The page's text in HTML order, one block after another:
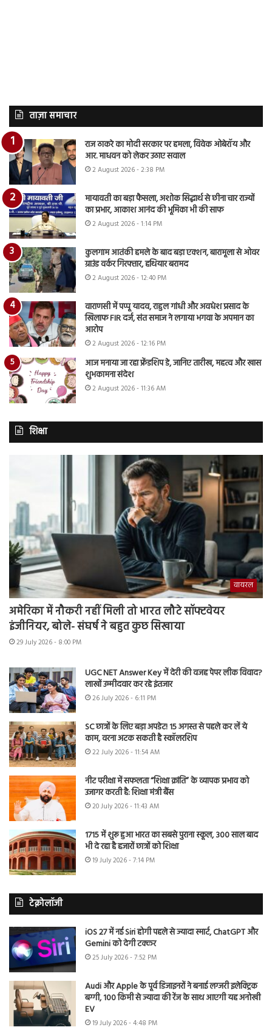
ताज़ा समाचार
राज ठाकरे का मोदी सरकार पर हमला, विवेक ओबेरॉय और
आर. माधवन को लेकर उठाए सवाल
2 August 2026 - 2:38 PM
मायावती का बड़ा फैसला, अशोक सिद्धार्थ से छीना चार राज्यों
का प्रभार, आकाश आनंद की भूमिका भी की साफ
2 August 2026 - 1:14 PM
कुलगाम आतंकी हमले के बाद बड़ा एक्शन, बारामूला से ओवर
ग्राउंड वर्कर गिरफ्तार, हथियार बरामद
2 August 2026 - 12:40 PM
वाराणसी में पप्पू यादव, राहुल गांधी और अवधेश प्रसाद के
खिलाफ FIR दर्ज, संत समाज ने लगाया भगवा के अपमान का
आरोप
2 August 2026 - 12:16 PM
आज मनाया जा रहा फ्रेंडशिप डे, जानिए तारीख, महत्व और खास
शुभकामना संदेश
2 August 2026 - 11:36 AM
शिक्षा
वायरल
अमेरिका में नौकरी नहीं मिली तो भारत लौटे सॉफ्टवेयर
इंजीनियर, बोले- संघर्ष ने बहुत कुछ सिखाया
29 July 2026 - 8:00 PM
UGC NET Answer Key में देरी की वजह पेपर लीक विवाद?
लाखों उम्मीदवार कर रहे इंतजार
26 July 2026 - 6:11 PM
SC छात्रों के लिए बड़ा अपडेट! 15 अगस्त से पहले कर लें ये
काम, वरना अटक सकती है स्कॉलरशिप
22 July 2026 - 11:54 AM
नीट परीक्षा में सफलता “शिक्षा क्रांति” के व्यापक प्रभाव को
उजागर करती है: शिक्षा मंत्री बैंस
20 July 2026 - 11:43 AM
1715 में शुरू हुआ भारत का सबसे पुराना स्कूल, 300 साल बाद
भी दे रहा है हजारों छात्रों को शिक्षा
19 July 2026 - 7:14 PM
टेक्नोलॉजी
iOS 27 में नई Siri होगी पहले से ज्यादा स्मार्ट, ChatGPT और
Gemini को देगी टक्कर
25 July 2026 - 7:52 PM
Audi और Apple के पूर्व डिजाइनरों ने बनाई लग्जरी इलेक्ट्रिक
बग्गी, 100 किमी से ज्यादा की रेंज के साथ आएगी यह अनोखी
EV
19 July 2026 - 4:48 PM